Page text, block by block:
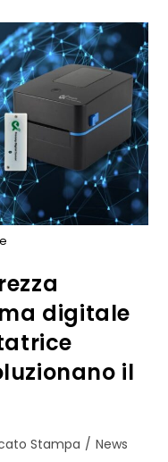
digitale
il
Stampa / News